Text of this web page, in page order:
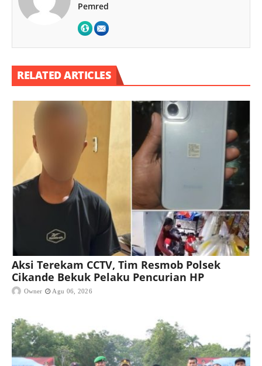
Pemred
RELATED ARTICLES
Aksi Terekam CCTV, Tim Resmob Polsek
Cikande Bekuk Pelaku Pencurian HP
Owner Agu 06, 2026